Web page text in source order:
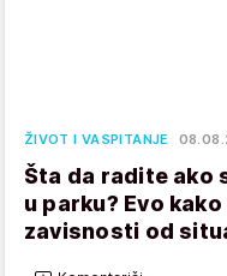
ŽIVOT I VASPITANJE
Šta da radite ako
u parku? Evo
zavisnosti od